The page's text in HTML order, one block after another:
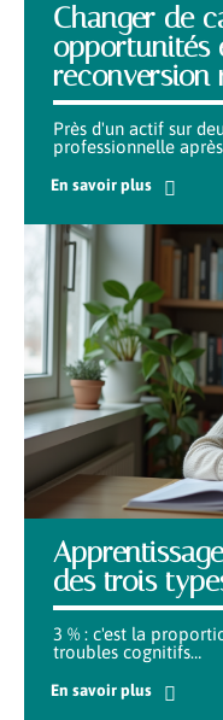
Changer de
opportunités
reconversion
Près d'un actif sur
professionnelle
En savoir plus
des trois
3 % : c'est la
troubles cognitifs…
En savoir plus